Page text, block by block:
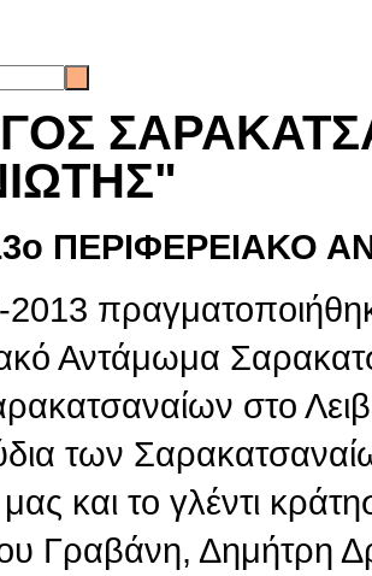
ΠΕΡΙΦΕΡΕΙΑΚΟ
2013
Αντάμωμα
στο
των
και το γλέντι
Γραβάνη, Δημήτρη